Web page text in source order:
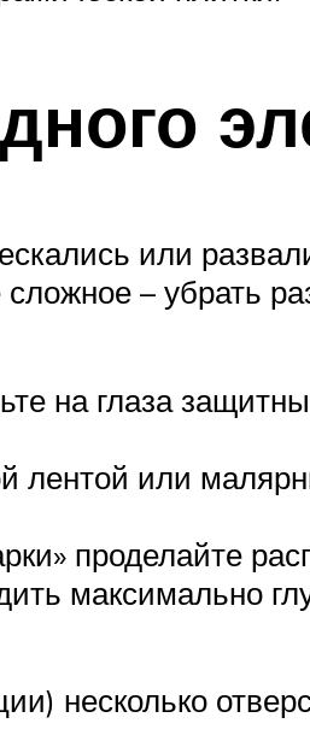
или
– убрать
на глаза
лентой или
проделайте
максимально
несколько